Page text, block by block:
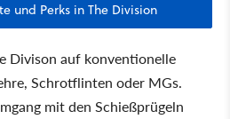
und Perks in The Division
Divison auf konventionelle
Schrotflinten oder MGs.
mit den Schießprügeln